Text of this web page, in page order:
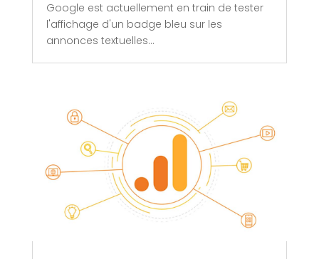
Google est actuellement en train de tester
l'affichage d'un badge bleu sur les
annonces textuelles...